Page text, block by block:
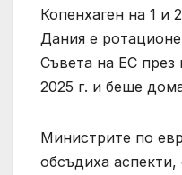
Копенхаген на 1 и
Дания е
Съвета на ЕС през
2025 г. и беше
Министрите по
обсъдиха